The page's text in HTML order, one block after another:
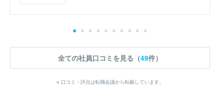
全ての社員口コミを見る（49件）
※ 口コミ・評点は転職会議から転載しています。